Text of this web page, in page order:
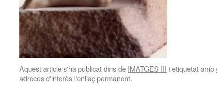
Aquest article s'ha publicat dins de IMATGES III i etiquetat amb
adreces d'interès l'enllaç permanent.